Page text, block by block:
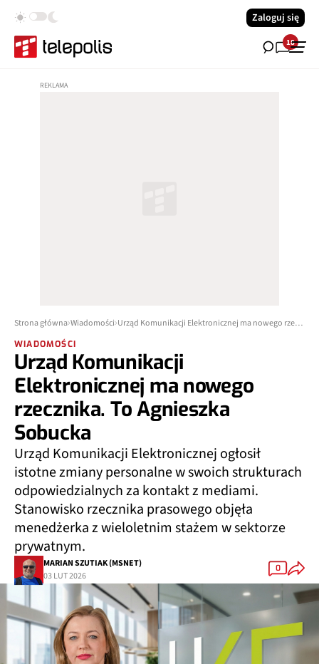
Zaloguj się
18
Strona główna Wiadomości Urząd Komunikacji Elektronicznej ma nowego rzecznika. To Agnieszka Sobucka
WIADOMOŚCI
Urząd Komunikacji
Elektronicznej ma nowego
rzecznika. To Agnieszka
Sobucka
Urząd Komunikacji Elektronicznej ogłosił
istotne zmiany personalne w swoich strukturach
odpowiedzialnych za kontakt z mediami.
Stanowisko rzecznika prasowego objęła
menedżerka z wieloletnim stażem w sektorze
prywatnym.
MARIAN SZUTIAK (MSNET)
03 LUT 2026
0